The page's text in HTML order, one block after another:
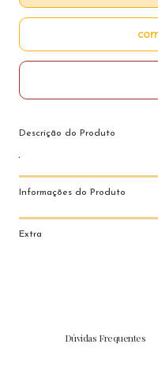
Descrição do Produto
Informações do Produto
Extra
Dúvidas Frequentes